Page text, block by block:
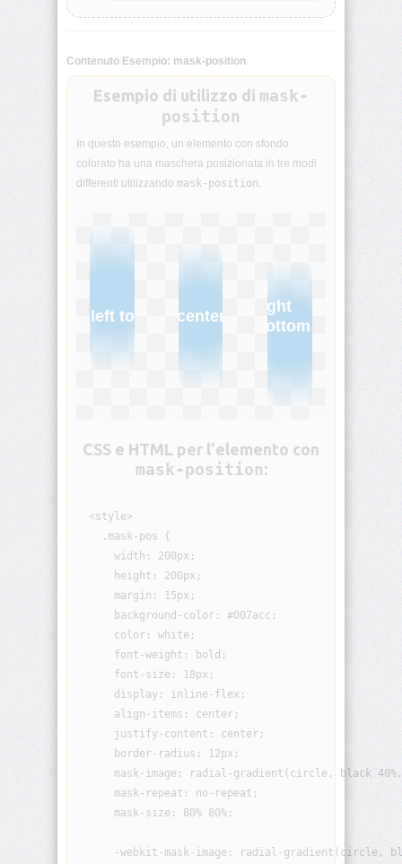
backface-
visibility
background
background-
attachment
background-
blend-
mode
background-
clip
background-
color
background-
image
background-
origin
background-
position
background-
position-
background-
position-
background-
repeat
background-
size
block-
Contenuto Esempio: mask-position
Esempio di utilizzo di mask-
position
In questo esempio, un elemento con sfondo
colorato ha una maschera posizionata in tre modi
differenti utilizzando mask-position.
left top center
right
bottom
CSS e HTML per l'elemento con
mask-position:
  <style>
    .mask-pos {
      width: 200px;
      height: 200px;
      margin: 15px;
      background-color: #007acc;
      color: white;
      font-weight: bold;
      font-size: 18px;
      display: inline-flex;
      align-items: center;
      justify-content: center;
      border-radius: 12px;
mask-image: radial-gradient(circle, black
      mask-repeat: no-repeat;
      mask-size: 80% 80%;
-webkit-mask-image: radial-gradient(circle,